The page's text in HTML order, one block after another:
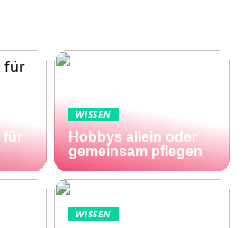
für
WISSEN
Hobbys allein oder
gemeinsam pflegen
WISSEN